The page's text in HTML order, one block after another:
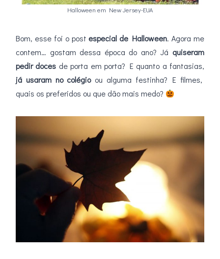
Halloween em New Jersey-EUA
Bom, esse foi o post especial de Halloween. Agora me
contem… gostam dessa época do ano? Já quiseram
pedir doces de porta em porta? E quanto a fantasias,
já usaram no colégioou alguma festinha? E filmes,
quais os preferidos ou que dão mais medo?